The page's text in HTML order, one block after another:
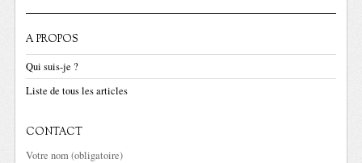
A PROPOS
Qui suis-je ?
Liste de tous les articles
CONTACT
Votre nom (obligatoire)